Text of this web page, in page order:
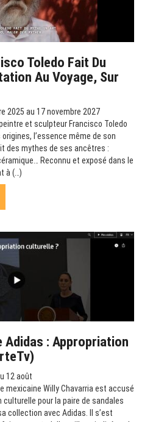
Toledo Fait Du
Au Voyage, Sur
2025 au 17 novembre 2027
et sculpteur Francisco Toledo
l’essence même de son
des mythes de ses ancêtres :
Reconnu et exposé dans le
à (…)
Adidas : Appropriation
12 août
mexicaine Willy Chavarria est accusé
culturelle pour la paire de sandales
collection avec Adidas. Il s’est